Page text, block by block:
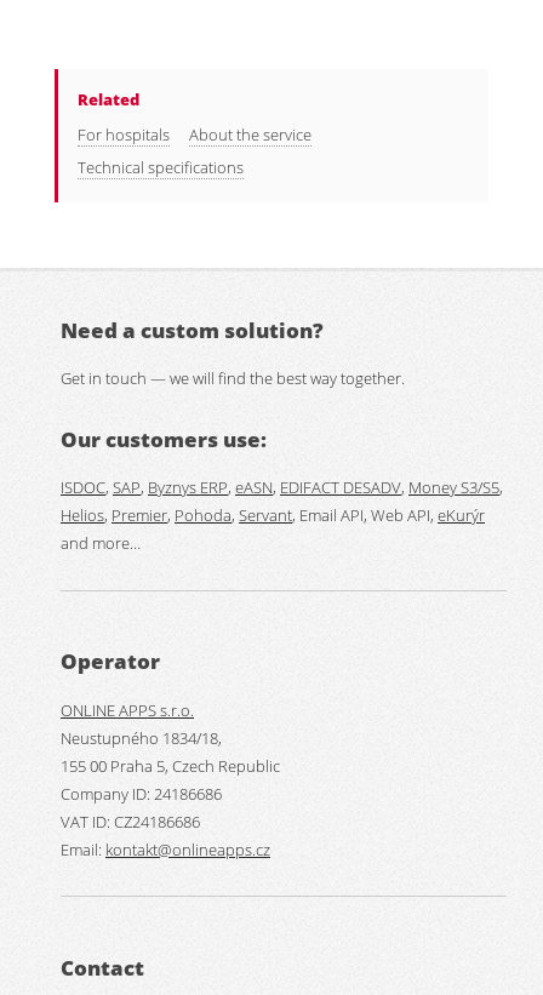
Related
For hospitals
About the service
Technical specifications
Need a custom solution?
Get in touch — we will find the best way together.
Our customers use:
ISDOC, SAP, Byznys ERP, eASN, EDIFACT DESADV, Money S3/S5,
Helios, Premier, Pohoda, Servant, Email API, Web API, eKurýr
and more…
Operator
ONLINE APPS s.r.o.
Neustupného 1834/18,
155 00 Praha 5, Czech Republic
Company ID: 24186686
VAT ID: CZ24186686
Email: kontakt@onlineapps.cz
Contact